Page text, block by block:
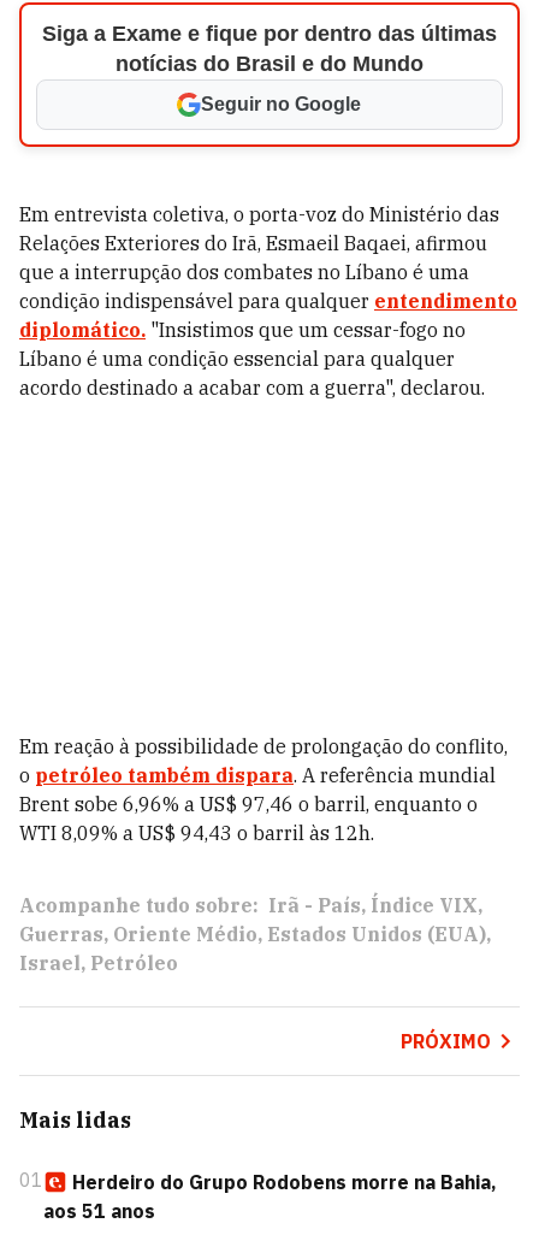
Siga a Exame e fique por dentro das últimas
notícias do Brasil e do Mundo
Seguir no Google
Em entrevista coletiva, o porta-voz do Ministério das
Relações Exteriores do Irã, Esmaeil Baqaei, afirmou
que a interrupção dos combates no Líbano é uma
condição indispensável para qualquer entendimento
diplomático. "Insistimos que um cessar-fogo no
Líbano é uma condição essencial para qualquer
acordo destinado a acabar com a guerra", declarou.
Em reação à possibilidade de prolongação do conflito,
o petróleo também dispara. A referência mundial
Brent sobe 6,96% a US$ 97,46 o barril, enquanto o
WTI 8,09% a US$ 94,43 o barril às 12h.
Acompanhe tudo sobre: Irã - País Índice VIX
Guerras Oriente Médio Estados Unidos (EUA)
Israel Petróleo
PRÓXIMO
Mais lidas
01
Herdeiro do Grupo Rodobens morre na Bahia,
aos 51 anos